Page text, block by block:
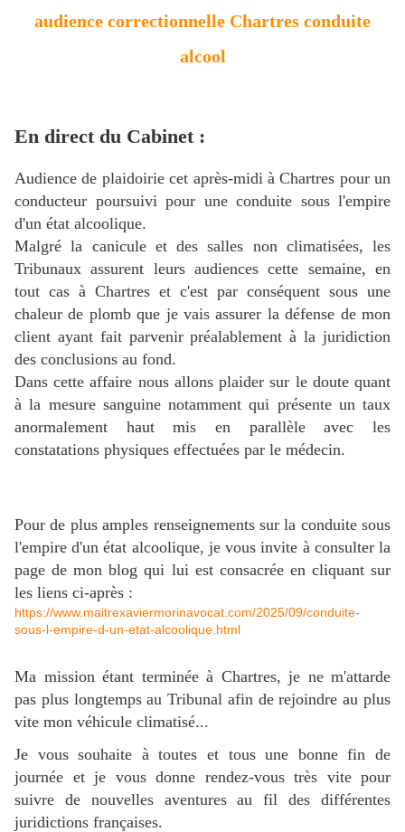
audience correctionnelle Chartres conduite
alcool
En direct du Cabinet :
Audience de plaidoirie cet après-midi à Chartres pour un
conducteur poursuivi pour une conduite sous l'empire
d'un état alcoolique.
Malgré la canicule et des salles non climatisées, les
Tribunaux assurent leurs audiences cette semaine, en
tout cas à Chartres et c'est par conséquent sous une
chaleur de plomb que je vais assurer la défense de mon
client ayant fait parvenir préalablement à la juridiction
des conclusions au fond.
Dans cette affaire nous allons plaider sur le doute quant
à la mesure sanguine notamment qui présente un taux
anormalement haut mis en parallèle avec les
constatations physiques effectuées par le médecin.
Pour de plus amples renseignements sur la conduite sous
l'empire d'un état alcoolique, je vous invite à consulter la
page de mon blog qui lui est consacrée en cliquant sur
les liens ci-après :
https://www.maitrexaviermorinavocat.com/2025/09/conduite-
sous-l-empire-d-un-etat-alcoolique.html
Ma mission étant terminée à Chartres, je ne m'attarde
pas plus longtemps au Tribunal afin de rejoindre au plus
vite mon véhicule climatisé...
Je vous souhaite à toutes et tous une bonne fin de
journée et je vous donne rendez-vous très vite pour
suivre de nouvelles aventures au fil des différentes
juridictions françaises.